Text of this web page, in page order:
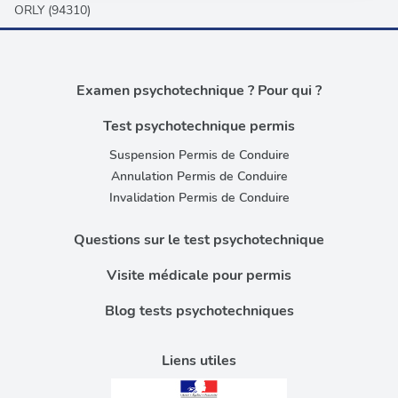
publicité et d'analyse, qui peuvent combiner celles-ci
services.
ORLY (94310)
Liens utiles
Examen psychotechnique ? Pour qui ?
Test psychotechnique permis
Suspension Permis de Conduire
Annulation Permis de Conduire
Invalidation Permis de Conduire
Questions sur le test psychotechnique
Visite médicale pour permis
Blog tests psychotechniques